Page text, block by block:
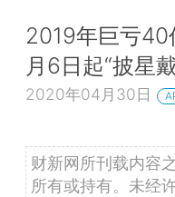
2019年巨亏40
月6日起“披星
2020年04月30日
财新网所刊载内容
所有或持有。未经